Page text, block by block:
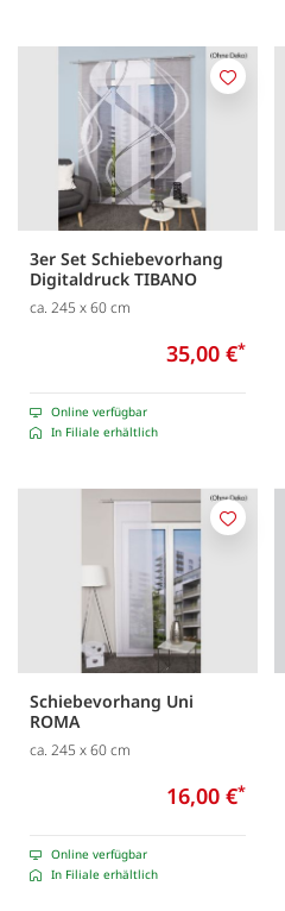
3er Set Schiebevorhang
Digitaldruck TIBANO
ca. 245 x 60 cm
35,00 €*
Online verfügbar
In Filiale erhältlich
Merken
Schiebevorhang Uni
ROMA
ca. 245 x 60 cm
16,00 €*
Online verfügbar
In Filiale erhältlich
Merken